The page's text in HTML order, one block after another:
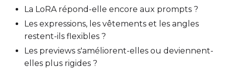
La LoRA répond-elle encore aux prompts ?
Les expressions, les vêtements et les angles
restent-ils flexibles ?
Les previews s'améliorent-elles ou deviennent-
elles plus rigides ?